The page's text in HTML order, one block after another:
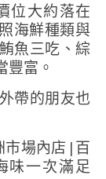
位大約落在
海鮮種類與
魚三吃、綜
豐富。
帶的朋友也